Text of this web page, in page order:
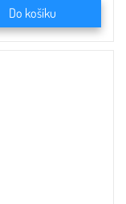
Do košíku